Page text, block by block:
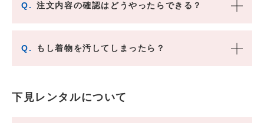
Q. 注文内容の確認はどうやったらできる？
Q. もし着物を汚してしまったら？
下見レンタルについて